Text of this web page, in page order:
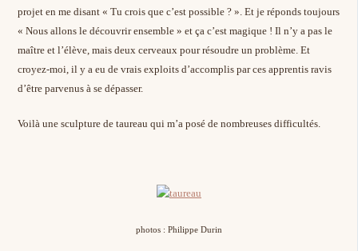
projet en me disant « Tu crois que c’est possible ? ». Et je réponds toujours
« Nous allons le découvrir ensemble » et ça c’est magique ! Il n’y a pas le
maître et l’élève, mais deux cerveaux pour résoudre un problème. Et
croyez-moi, il y a eu de vrais exploits d’accomplis par ces apprentis ravis
d’être parvenus à se dépasser.
Voilà une sculpture de taureau qui m’a posé de nombreuses difficultés.
photos : Philippe Durin